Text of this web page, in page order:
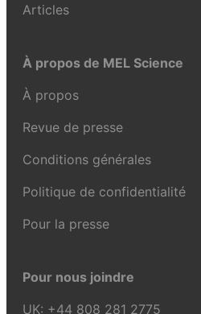
Articles
À propos de MEL Science
À propos
Revue de presse
Conditions générales
Politique de confidentialité
Pour la presse
Pour nous joindre
UK: +44 808 281 2775